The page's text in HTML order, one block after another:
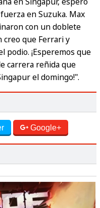
en Suzuka. Max
con un doblete
creo que Ferrari y
podio. ¡Esperemos que
carrera reñida que
el domingo!".
Google+